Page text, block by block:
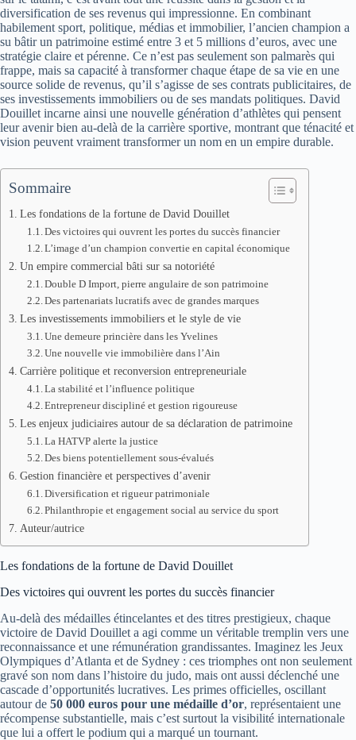
diversification de ses revenus qui impressionne. En combinant
habilement sport, politique, médias et immobilier, l’ancien champion a
su bâtir un patrimoine estimé entre 3 et 5 millions d’euros, avec une
stratégie claire et pérenne. Ce n’est pas seulement son palmarès qui
frappe, mais sa capacité à transformer chaque étape de sa vie en une
source solide de revenus, qu’il s’agisse de ses contrats publicitaires, de
ses investissements immobiliers ou de ses mandats politiques. David
Douillet incarne ainsi une nouvelle génération d’athlètes qui pensent
leur avenir bien au-delà de la carrière sportive, montrant que ténacité et
vision peuvent vraiment transformer un nom en un empire durable.
Sommaire
Les fondations de la fortune de David Douillet
Des victoires qui ouvrent les portes du succès financier
L’image d’un champion convertie en capital économique
Un empire commercial bâti sur sa notoriété
Double D Import, pierre angulaire de son patrimoine
Des partenariats lucratifs avec de grandes marques
Les investissements immobiliers et le style de vie
Une demeure princière dans les Yvelines
Une nouvelle vie immobilière dans l’Ain
Carrière politique et reconversion entrepreneuriale
La stabilité et l’influence politique
Entrepreneur discipliné et gestion rigoureuse
Les enjeux judiciaires autour de sa déclaration de patrimoine
La HATVP alerte la justice
Des biens potentiellement sous-évalués
Gestion financière et perspectives d’avenir
Diversification et rigueur patrimoniale
Philanthropie et engagement social au service du sport
Auteur/autrice
Les fondations de la fortune de David Douillet
Des victoires qui ouvrent les portes du succès financier
Au-delà des médailles étincelantes et des titres prestigieux, chaque
victoire de David Douillet a agi comme un véritable tremplin vers une
reconnaissance et une rémunération grandissantes. Imaginez les Jeux
Olympiques d’Atlanta et de Sydney : ces triomphes ont non seulement
gravé son nom dans l’histoire du judo, mais ont aussi déclenché une
cascade d’opportunités lucratives. Les primes officielles, oscillant
autour de 50 000 euros pour une médaille d’or, représentaient une
récompense substantielle, mais c’est surtout la visibilité internationale
que lui a offert le podium qui a marqué un tournant.